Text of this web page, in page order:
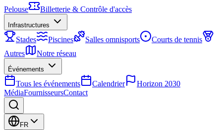
Pelouse
Billetterie & Contrôle d'accès
Infrastructures
Stades Piscines Salles omnisports
Courts de tennis
Autres
Notre réseau
Événements
Tous les événements Calendrier
Horizon 2030
MédiaFournisseursContact
FR